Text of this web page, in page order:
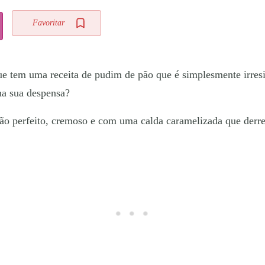
Favoritar
tem uma receita de pudim de pão que é simplesmente
sua despensa?
perfeito, cremoso e com uma calda caramelizada que